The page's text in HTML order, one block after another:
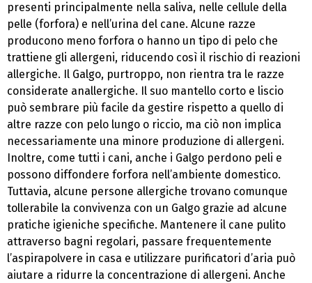
presenti principalmente nella saliva, nelle cellule della
pelle (forfora) e nell’urina del cane. Alcune razze
producono meno forfora o hanno un tipo di pelo che
trattiene gli allergeni, riducendo così il rischio di reazioni
allergiche. Il Galgo, purtroppo, non rientra tra le razze
considerate anallergiche. Il suo mantello corto e liscio
può sembrare più facile da gestire rispetto a quello di
altre razze con pelo lungo o riccio, ma ciò non implica
necessariamente una minore produzione di allergeni.
Inoltre, come tutti i cani, anche i Galgo perdono peli e
possono diffondere forfora nell’ambiente domestico.
Tuttavia, alcune persone allergiche trovano comunque
tollerabile la convivenza con un Galgo grazie ad alcune
pratiche igieniche specifiche. Mantenere il cane pulito
attraverso bagni regolari, passare frequentemente
l’aspirapolvere in casa e utilizzare purificatori d’aria può
aiutare a ridurre la concentrazione di allergeni. Anche